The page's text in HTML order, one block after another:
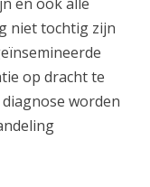
niet tochtig zijn
op dracht te
worden